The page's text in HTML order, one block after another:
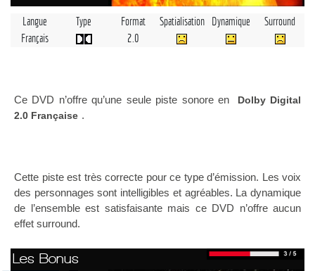
Langue Type Format Spatialisation Dynamique
Surround
Français
2.0
Ce DVD n’offre qu’une seule piste sonore en
Dolby Digital
2.0 Française .
Cette piste est très correcte pour ce type d’émission. Les voix
des personnages sont intelligibles et agréables. La dynamique
de l’ensemble est satisfaisante mais ce DVD n’offre aucun
effet surround.
Les Bonus